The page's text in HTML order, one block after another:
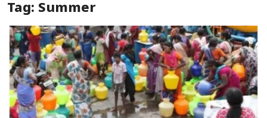
Special Story
Business
Crime
Tag: Summer